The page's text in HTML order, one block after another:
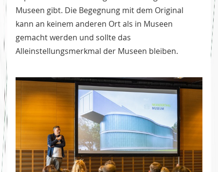
Museen gibt. Die Begegnung mit dem Original
kann an keinem anderen Ort als in Museen
gemacht werden und sollte das
Alleinstellungsmerkmal der Museen bleiben.